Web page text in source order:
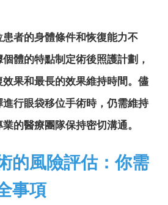
者的身體條件和恢復能力不
體的特點制定術後照護計劃，
果和最長的效果維持時間。儘
行眼袋移位手術時，仍需維持
的醫療團隊保持密切溝通。
的風險評估：你需
事項